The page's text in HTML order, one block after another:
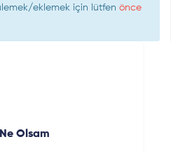
eklemek için lütfen önce
Olsam